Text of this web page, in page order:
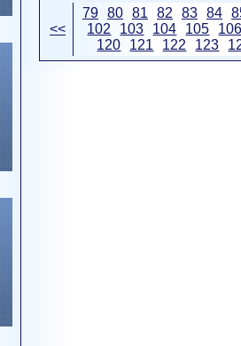
<<
79 80 81 82 83 84
102
103 104 105
120
121 122 123